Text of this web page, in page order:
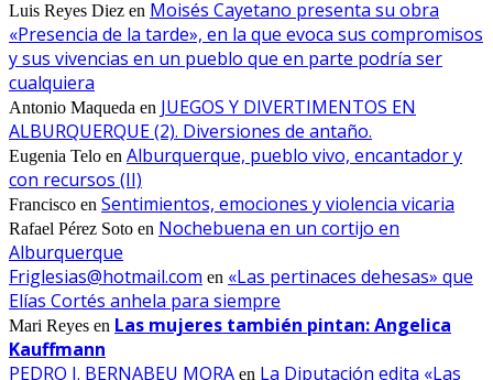
Luis Reyes Diez en Moisés Cayetano presenta su obra
«Presencia de la tarde», en la que evoca sus compromisos
y sus vivencias en un pueblo que en parte podría ser
cualquiera
Antonio Maqueda en JUEGOS Y DIVERTIMENTOS EN
ALBURQUERQUE (2). Diversiones de antaño.
Eugenia Telo en Alburquerque, pueblo vivo, encantador y
con recursos (II)
Francisco en Sentimientos, emociones y violencia vicaria
Rafael Pérez Soto en Nochebuena en un cortijo en
Alburquerque
Friglesias@hotmail.com en «Las pertinaces dehesas» que
Elías Cortés anhela para siempre
Mari Reyes en Las mujeres también pintan: Angelica
Kauffmann
PEDRO J. BERNABEU MORA en La Diputación edita «Las